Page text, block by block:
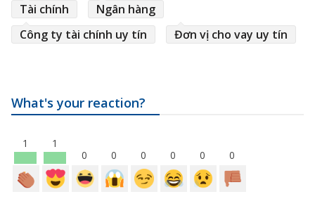
Tài chính
Ngân hàng
Công ty tài chính uy tín
Đơn vị cho vay uy tín
What's your reaction?
1
1
0
0 0 0 0 0